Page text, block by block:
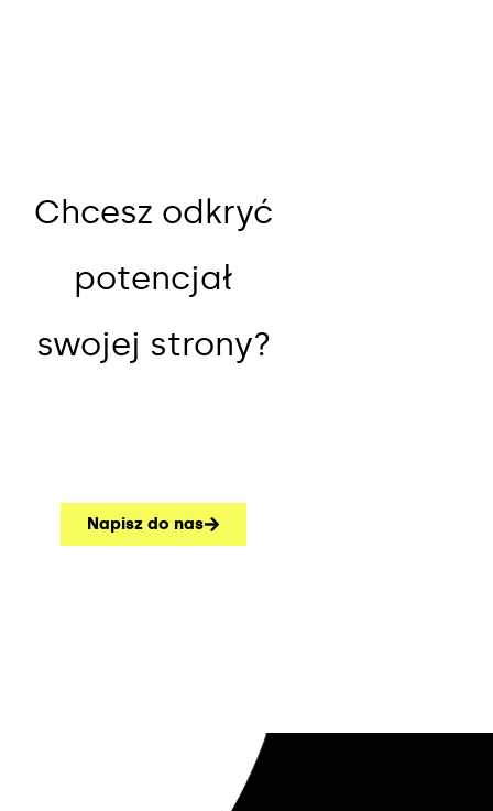
Chcesz odkryć
potencjał
swojej strony?
Napisz do nas